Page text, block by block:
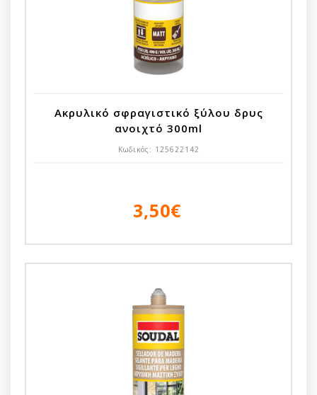
Ακρυλικό σφραγιστικό ξύλου δρυς
ανοιχτό 300ml
Κωδικός: 125622142
3,50€